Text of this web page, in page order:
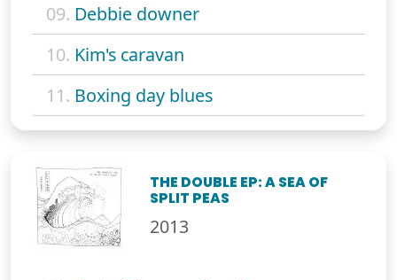
09. Debbie downer
10. Kim's caravan
11. Boxing day blues
THE DOUBLE EP: A SEA OF
SPLIT PEAS
2013